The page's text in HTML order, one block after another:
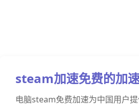
steam加速免费的加
电脑steam免费加速为中国用户